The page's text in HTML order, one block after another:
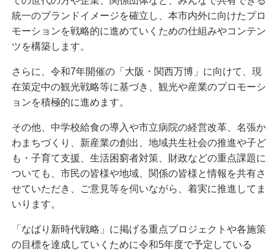
統一のブランドイメージを確立し、本市内外に向けたプロ
モーションを戦略的に進めていくための仕組みやコンテン
ツを構築します。
さらに、令和7年開催の「大阪・関西万博」に向けて、現
在策定中の観光戦略等に基づき、観光や産業のプロモーシ
ョンを積極的に進めます。
その他、中学校給食の導入や市立病院の経営改革、名張か
わまちづくり、新産業の創出、地域共生社会の推進や子ど
も・子育て支援、生活困窮者対策、財政などの重点課題に
ついても、市民の皆様や地域、関係の皆様と情報を共有さ
せていただき、ご意見等を伺いながら、着実に推進してま
いります。
「なばり新時代戦略」に掲げる重点プロジェクトや各施策
の目標を達成していくために令和5年度で予定している